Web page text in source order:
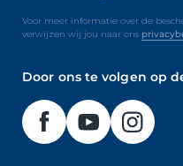
Voor meer informatie over de
verwijzen wij jou naar ons
Door ons te volgen op